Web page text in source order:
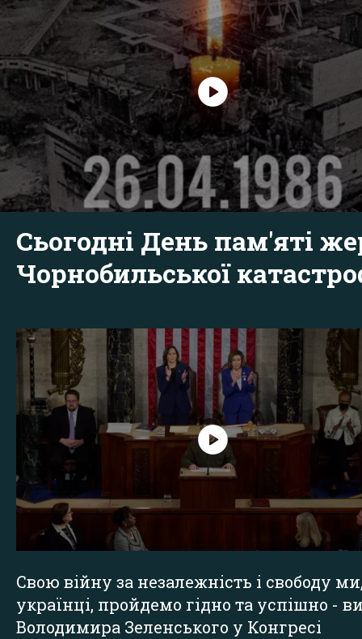
Сьогодні День пам'яті
Чорнобильської
Свою війну за незалежність і свободу
українці, пройдемо гідно та успішно -
Володимира Зеленського у Конгресі